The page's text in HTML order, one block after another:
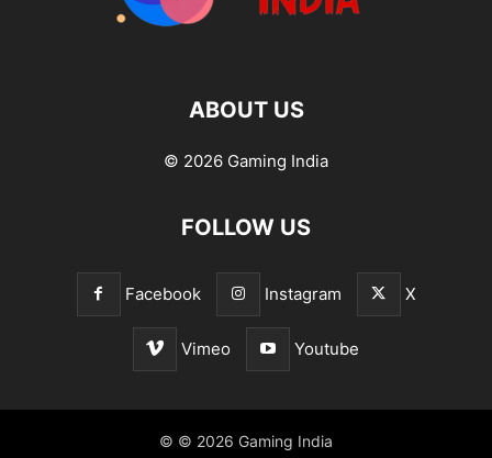
ABOUT US
© 2026 Gaming India
FOLLOW US
Facebook Instagram X
Vimeo Youtube
© © 2026 Gaming India